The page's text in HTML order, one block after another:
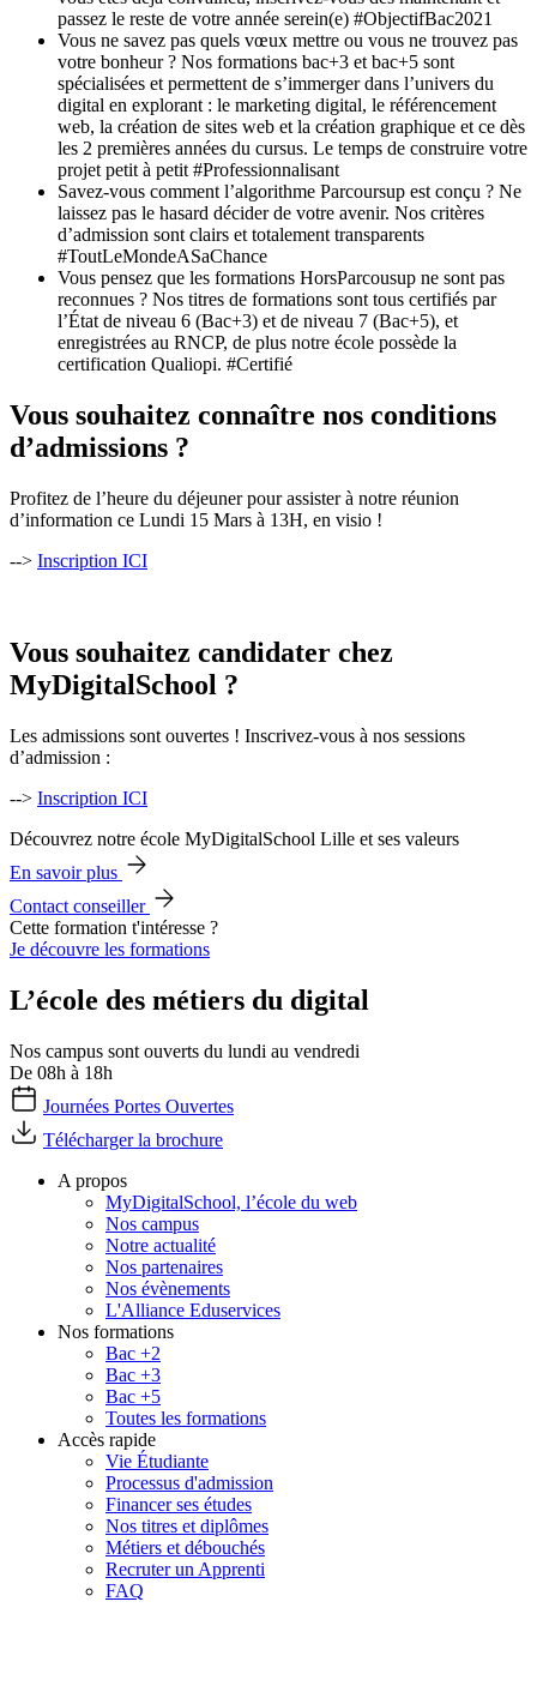
passez le reste de votre année serein(e) #ObjectifBac2021
Vous ne savez pas quels vœux mettre ou vous ne trouvez pas
votre bonheur ? Nos formations bac+3 et bac+5 sont
spécialisées et permettent de s’immerger dans l’univers du
digital en explorant : le marketing digital, le référencement
web, la création de sites web et la création graphique et ce dès
les 2 premières années du cursus. Le temps de construire votre
projet petit à petit #Professionnalisant
Savez-vous comment l’algorithme Parcoursup est conçu ? Ne
laissez pas le hasard décider de votre avenir. Nos critères
d’admission sont clairs et totalement transparents
#ToutLeMondeASaChance
Vous pensez que les formations HorsParcousup ne sont pas
reconnues ? Nos titres de formations sont tous certifiés par
l’État de niveau 6 (Bac+3) et de niveau 7 (Bac+5), et
enregistrées au RNCP, de plus notre école possède la
certification Qualiopi. #Certifié
Vous souhaitez connaître nos conditions
d’admissions ?
Profitez de l’heure du déjeuner pour assister à notre réunion
d’information ce Lundi 15 Mars à 13H, en visio !
--> Inscription ICI
Vous souhaitez candidater chez
MyDigitalSchool ?
Les admissions sont ouvertes ! Inscrivez-vous à nos sessions
d’admission :
--> Inscription ICI
Découvrez notre école MyDigitalSchool Lille et ses valeurs
En savoir plus
Contact conseiller
Cette formation t'intéresse ?
Je découvre les formations
L’école des métiers du digital
Nos campus sont ouverts du lundi au vendredi
De 08h à 18h
Journées Portes Ouvertes
Télécharger la brochure
A propos
MyDigitalSchool, l’école du web
Nos campus
Notre actualité
Nos partenaires
Nos évènements
L'Alliance Eduservices
Nos formations
Bac +2
Bac +3
Bac +5
Toutes les formations
Accès rapide
Vie Étudiante
Processus d'admission
Financer ses études
Nos titres et diplômes
Métiers et débouchés
Recruter un Apprenti
FAQ